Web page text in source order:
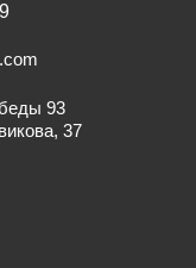
93
37